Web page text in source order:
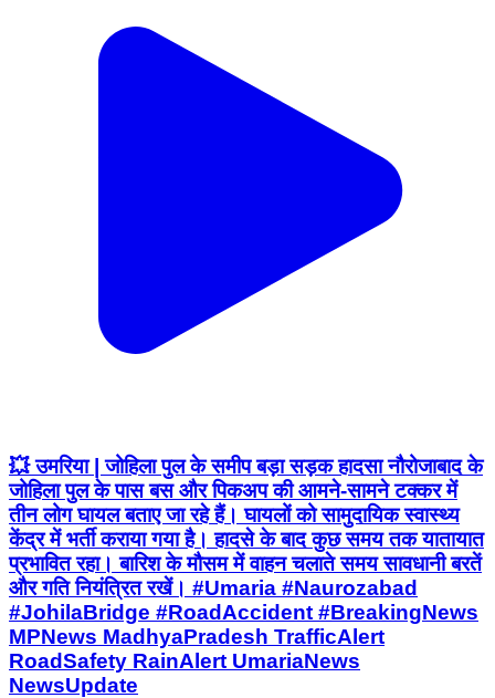
💥 उमरिया | जोहिला पुल के समीप बड़ा सड़क हादसा नौरोजाबाद के
जोहिला पुल के पास बस और पिकअप की आमने-सामने टक्कर में
तीन लोग घायल बताए जा रहे हैं। घायलों को सामुदायिक स्वास्थ्य
केंद्र में भर्ती कराया गया है। हादसे के बाद कुछ समय तक यातायात
प्रभावित रहा। बारिश के मौसम में वाहन चलाते समय सावधानी बरतें
और गति नियंत्रित रखें। #Umaria #Naurozabad
#JohilaBridge #RoadAccident #BreakingNews
MPNews MadhyaPradesh TrafficAlert
RoadSafety RainAlert UmariaNews
NewsUpdate